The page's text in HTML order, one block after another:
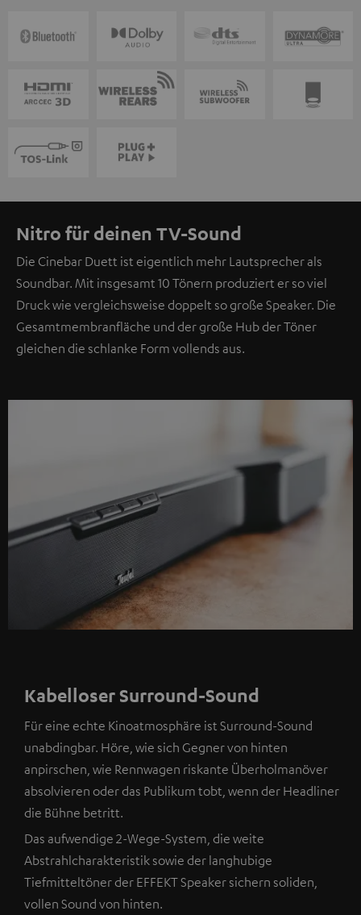
Nitro für deinen TV-Sound
Die Cinebar Duett ist eigentlich mehr Lautsprecher als
Soundbar. Mit insgesamt 10 Tönern produziert er so viel
Druck wie vergleichsweise doppelt so große Speaker. Die
Gesamtmembranfläche und der große Hub der Töner
gleichen die schlanke Form vollends aus.
Kabelloser Surround-Sound
Für eine echte Kinoatmosphäre ist Surround-Sound
unabdingbar. Höre, wie sich Gegner von hinten
anpirschen, wie Rennwagen riskante Überholmanöver
absolvieren oder das Publikum tobt, wenn der Headliner
die Bühne betritt.
Das aufwendige 2-Wege-System, die weite
Abstrahlcharakteristik sowie der langhubige
Tiefmitteltöner der EFFEKT Speaker sichern soliden,
vollen Sound von hinten.